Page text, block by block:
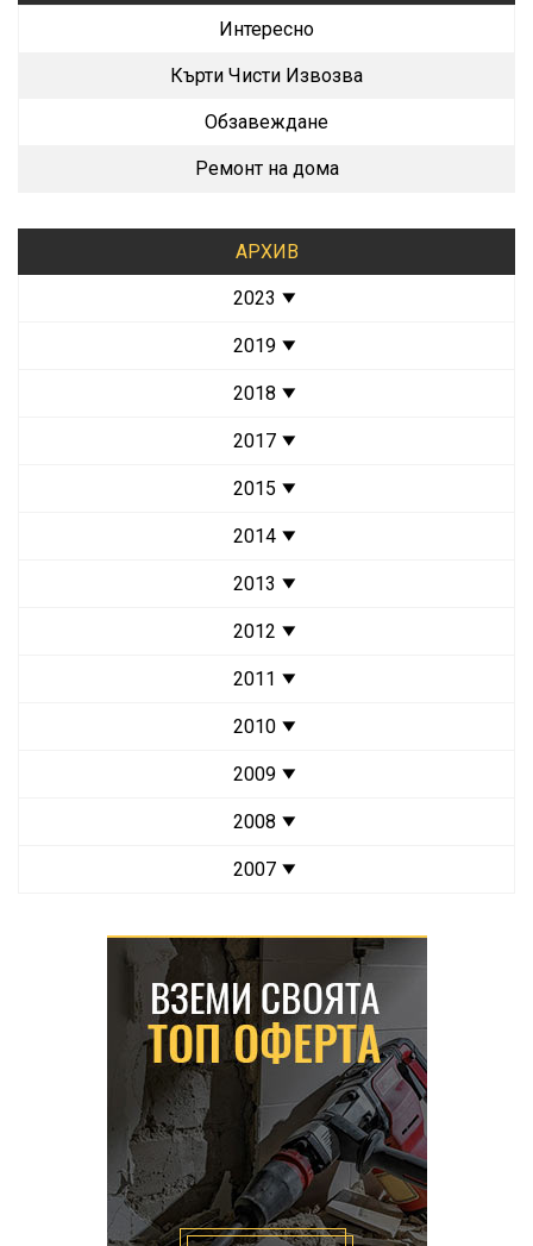
Интересно
Кърти Чисти Извозва
Обзавеждане
Ремонт на дома
АРХИВ
2023
2019
2018
2017
2015
2014
2013
2012
2011
2010
2009
2008
2007